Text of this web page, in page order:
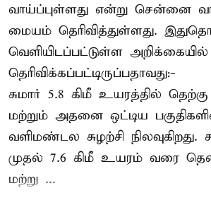
வாய்ப்புள்ளது என்று சென்னை
மையம் தெரிவித்துள்ளது.
வெளியிடப்பட்டுள்ள அறிக்கையில்
தெரிவிக்கப்பட்டிருப்பதாவது:-
சுமார் 5.8 கிமீ உயரத்தில்
மற்றும் அதனை ஒட்டிய
வளிமண்டல சுழற்சி நிலவுகிறது.
முதல் 7.6 கிமீ உயரம் வரை
மற்று ...